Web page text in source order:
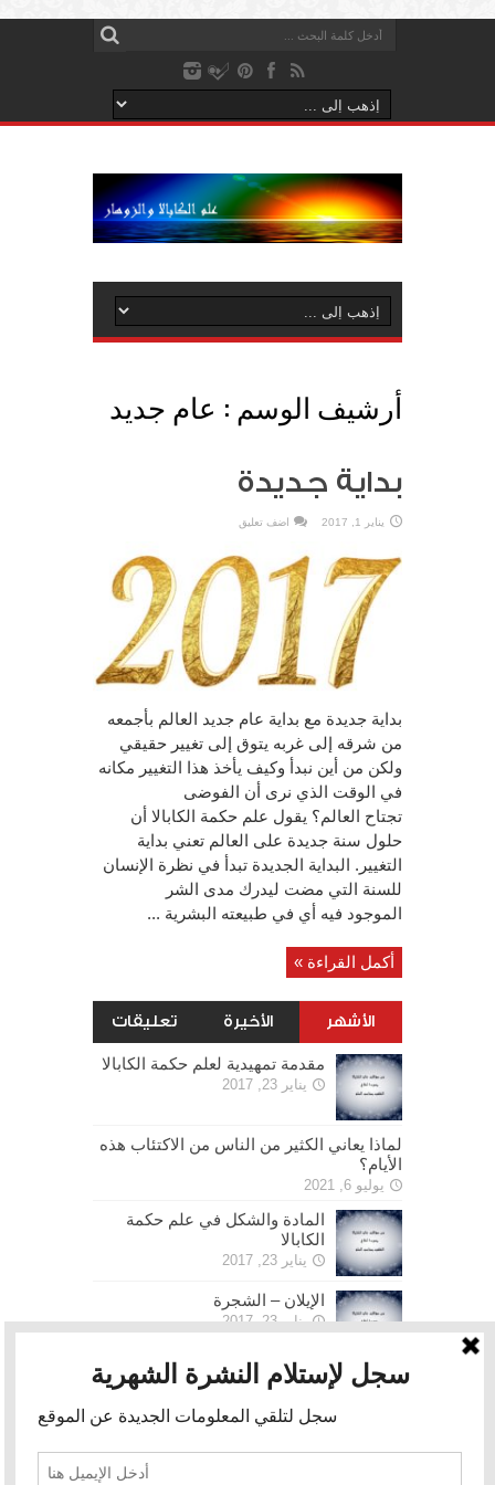
أرشيف الوسم : عام جديد
بداية جديدة
يناير 1, 2017 اضف تعليق
بداية جديدة مع بداية عام جديد العالم بأجمعه
من شرقه إلى غربه يتوق إلى تغيير حقيقي
ولكن من أين نبدأ وكيف يأخذ هذا التغيير مكانه
في الوقت الذي نرى أن الفوضى
تجتاح العالم؟ يقول علم حكمة الكابالا أن
حلول سنة جديدة على العالم تعني بداية
التغيير. البداية الجديدة تبدأ في نظرة الإنسان
للسنة التي مضت ليدرك مدى الشر
الموجود فيه أي في طبيعته البشرية ...
أكمل القراءة »
الأشهر الأخيرة تعليقات
مقدمة تمهيدية لعلم حكمة الكابالا
يناير 23, 2017
لماذا يعاني الكثير من الناس من الاكتئاب هذه
الأيام؟
يوليو 6, 2021
المادة والشكل في علم حكمة
الكابالا
يناير 23, 2017
الإيلان – الشجرة
يناير 23, 2017
الحرية